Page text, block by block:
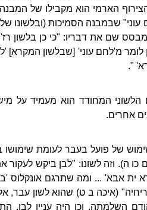
הארמי הוא מקבילו של
שבמבנה הסמיכות (ובלשונו
שם את דבריו: "כי כן בלשון
לומר מ'לחם עוני' [שבלשון המקרא]
".
הלשוני המחודד הוא מעמיד על
אחרים.
של פועל בעבר לעומת שימושו
ה). וזה לשונו: "לבן ביקש לעקור
ית אבא' ... ומה שתרגם אונקלוס
(איכה ב ט) שהוא לשון עבר,
השלמתה. וכן היה עניין לבן,